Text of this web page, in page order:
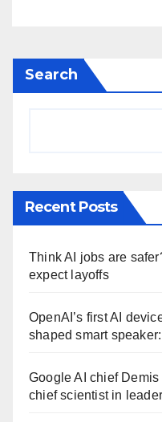
Search
Recent Posts
Think AI jobs are
expect layoffs
OpenAI’s first AI
shaped smart
Google AI chief
chief scientist in